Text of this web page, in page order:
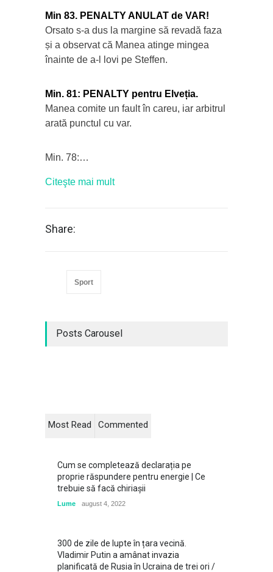
Min 83. PENALTY ANULAT de VAR!
Orsato s-a dus la margine să revadă faza
și a observat că Manea atinge mingea
înainte de a-l lovi pe Steffen.
Min. 81: PENALTY pentru Elveția.
Manea comite un fault în careu, iar arbitrul
arată punctul cu var.
Min. 78:…
Citeşte mai mult
Share:
Sport
Posts Carousel
Most Read Commented
Cum se completează declarația pe
proprie răspundere pentru energie | Ce
trebuie să facă chiriașii
Lume august 4, 2022
300 de zile de lupte în țara vecină.
Vladimir Putin a amânat invazia
planificată de Rusia în Ucraina de trei ori /